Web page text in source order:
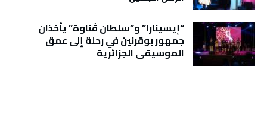
“إيسينارا” و”سلطان ڤناوة” يأخذان
جمهور بوقرنين في رحلة إلى عمق
الموسيقى الجزائرية